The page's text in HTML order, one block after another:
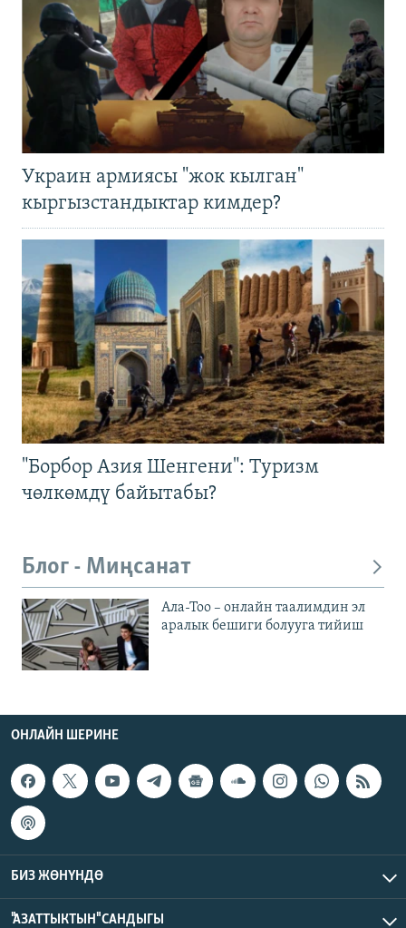
Украин армиясы "жок кылган"
кыргызстандыктар кимдер?
"Борбор Азия Шенгени": Туризм
чөлкөмдү байытабы?
Блог - Миңсанат
Ала-Тоо – онлайн таалимдин эл
аралык бешиги болууга тийиш
ОНЛАЙН ШЕРИНЕ
БИЗ ЖӨНҮНДӨ
"АЗАТТЫКТЫН" САНДЫГЫ